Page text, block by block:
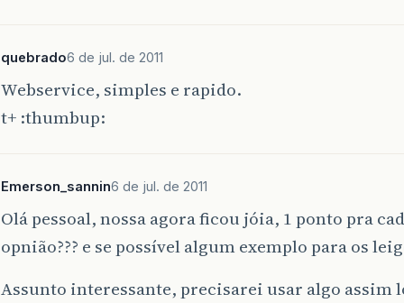
quebrado6 de jul. de 2011
Webservice, simples e rapido.
t+ :thumbup:
Emerson_sannin6 de jul. de 2011
Olá pessoal, nossa agora ficou jóia, 1 ponto pra
opnião??? e se possível algum exemplo para os
Assunto interessante, precisarei usar algo assim